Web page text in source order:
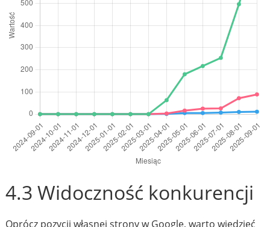
4.3 Widoczność konkurencji
Oprócz pozycji własnej strony w Google, warto wiedzieć